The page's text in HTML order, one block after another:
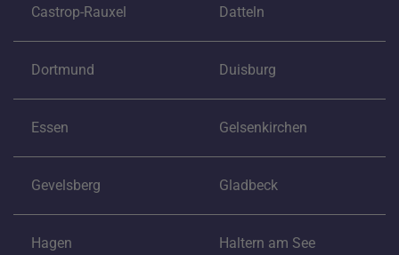
Castrop-Rauxel Datteln
Dortmund Duisburg
Essen Gelsenkirchen
Gevelsberg Gladbeck
Hagen Haltern am See